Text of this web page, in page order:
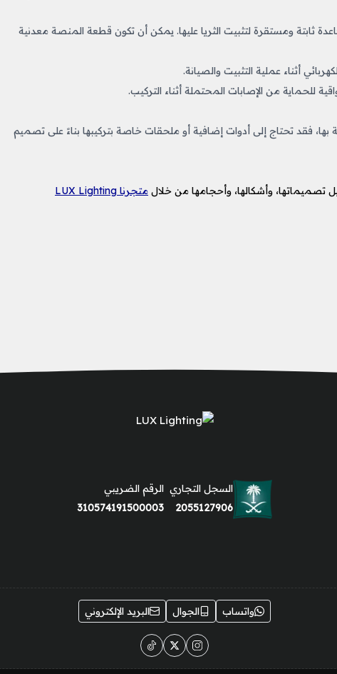
ثابتة ومستقرة لتثبيت الثريا عليها. يمكن أن تكون قطعة المنصة معدنية
أثناء عملية التثبيت والصيانة.
للحماية من الإصابات المحتملة أثناء التركيب.
بها، فقد تحتاج إلى أدوات إضافية أو ملحقات خاصة بتركيبها بناءً على تصميم
تصميماتها، وأشكالها، وأحجامها من خلال متجرنا LUX Lighting
السجل التجاري
2055127906
الرقم الضريبي
310574191500003
واتساب الجوال البريد الإلكتروني